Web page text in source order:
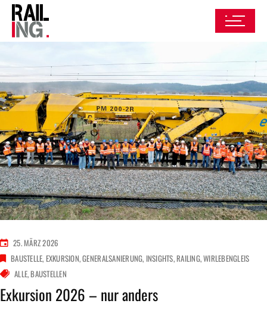
25. MÄRZ 2026
BAUSTELLE EXKURSION GENERALSANIERUNG INSIGHTS RAILING WIRLEBENGLEIS
ALLE BAUSTELLEN
Exkursion 2026 – nur anders